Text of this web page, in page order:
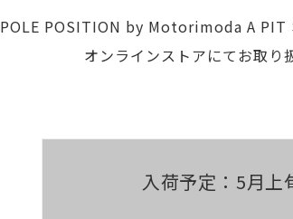
POLE POSITION by Motorimoda A PIT
オンラインストアにてお取り
入荷予定：5月上